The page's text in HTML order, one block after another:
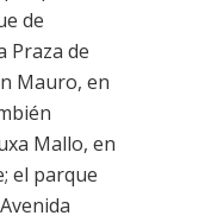
de
Praza de
Mauro, en
Mallo, en
el parque